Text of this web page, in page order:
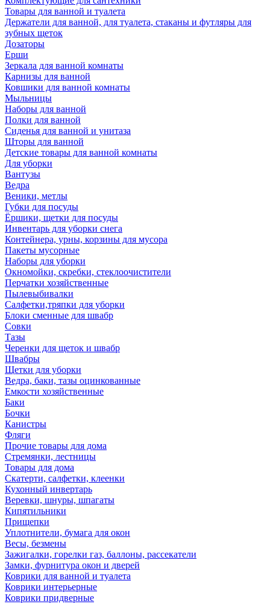
Товары для ванной и туалета
Держатели для ванной, для туалета, стаканы и футляры для
зубных щеток
Дозаторы
Ерши
Зеркала для ванной комнаты
Карнизы для ванной
Ковшики для ванной комнаты
Мыльницы
Наборы для ванной
Полки для ванной
Сиденья для ванной и унитаза
Шторы для ванной
Детские товары для ванной комнаты
Для уборки
Вантузы
Ведра
Веники, метлы
Губки для посуды
Ёршики, щетки для посуды
Инвентарь для уборки снега
Контейнера, урны, корзины для мусора
Пакеты мусорные
Наборы для уборки
Окномойки, скребки, стеклоочистители
Перчатки хозяйственные
Пылевыбивалки
Салфетки,тряпки для уборки
Блоки сменные для швабр
Совки
Тазы
Черенки для щеток и швабр
Швабры
Щетки для уборки
Ведра, баки, тазы оцинкованные
Емкости хозяйственные
Баки
Бочки
Канистры
Фляги
Прочие товары для дома
Стремянки, лестницы
Товары для дома
Скатерти, салфетки, клеенки
Кухонный инвертарь
Веревки, шнуры, шпагаты
Кипятильники
Прищепки
Уплотнители, бумага для окон
Весы, безмены
Зажигалки, горелки газ, баллоны, рассекатели
Замки, фурнитура окон и дверей
Коврики для ванной и туалета
Коврики интерьерные
Коврики придверные